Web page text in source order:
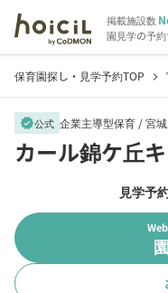
掲載施設数
園見学の予約
保育園探し・見学予約TOP chevron_right
verified公式 企業主導型保育 /宮
カール錦ケ丘
見学予